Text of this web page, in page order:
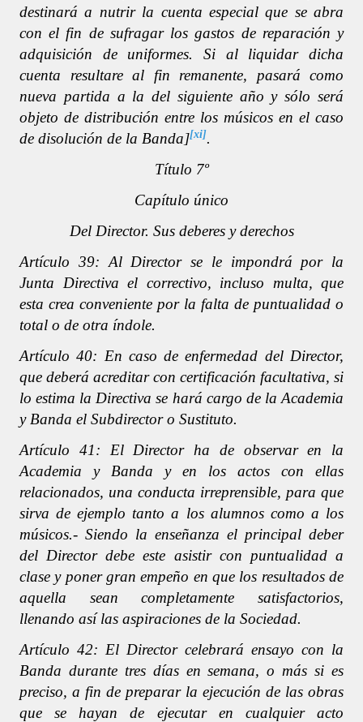
destinará a nutrir la cuenta especial que se abra
con el fin de sufragar los gastos de reparación y
adquisición de uniformes. Si al liquidar dicha
cuenta resultare al fin remanente, pasará como
nueva partida a la del siguiente año y sólo será
objeto de distribución entre los músicos en el caso
de disolución de la Banda][xi].
Título 7º
Capítulo único
Del Director. Sus deberes y derechos
Artículo 39: Al Director se le impondrá por la
Junta Directiva el correctivo, incluso multa, que
esta crea conveniente por la falta de puntualidad o
total o de otra índole.
Artículo 40: En caso de enfermedad del Director,
que deberá acreditar con certificación facultativa, si
lo estima la Directiva se hará cargo de la Academia
y Banda el Subdirector o Sustituto.
Artículo 41: El Director ha de observar en la
Academia y Banda y en los actos con ellas
relacionados, una conducta irreprensible, para que
sirva de ejemplo tanto a los alumnos como a los
músicos.- Siendo la enseñanza el principal deber
del Director debe este asistir con puntualidad a
clase y poner gran empeño en que los resultados de
aquella sean completamente satisfactorios,
llenando así las aspiraciones de la Sociedad.
Artículo 42: El Director celebrará ensayo con la
Banda durante tres días en semana, o más si es
preciso, a fin de preparar la ejecución de las obras
que se hayan de ejecutar en cualquier acto